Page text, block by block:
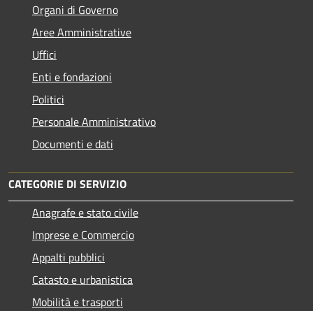
Organi di Governo
Aree Amministrative
Uffici
Enti e fondazioni
Politici
Personale Amministrativo
Documenti e dati
CATEGORIE DI SERVIZIO
Anagrafe e stato civile
Imprese e Commercio
Appalti pubblici
Catasto e urbanistica
Mobilità e trasporti